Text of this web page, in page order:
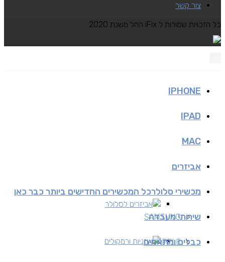
צור קשר
כל הזכויות שמורות ל iFix החל משנת 2020
IPHONE
IPAD
MAC
אביזרים
אביזרים לסלולר
אוזניות ורמקולים
מכשירי סלולרכל המכשירים החדישים ביותר כבר כאן
SAMSUNG
APPLE
שירותי מעבדה
כבלים ומתאמים